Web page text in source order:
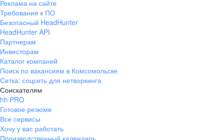
Реклама на сайте
Требования к ПО
Безопасный HeadHunter
HeadHunter API
Партнерам
Инвесторам
Каталог компаний
Поиск по вакансиям в Комсомольске
Сетка: соцсеть для нетворкинга
Соискателям
hh PRO
Готовое резюме
Все сервисы
Хочу у вас работать
Производственный календарь